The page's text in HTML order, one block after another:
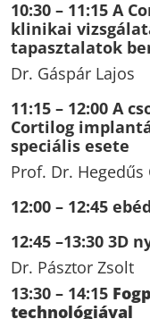
10:30 – 11:15 A
klinikai
tapasztalatok
Dr. Gáspár Lajos
11:15 – 12:00 A
Cortilog
speciális esete
Prof. Dr. Hegedűs
12:00 – 12:45
12:45 –13:30 3D
Dr. Pásztor Zsolt
13:30 – 14:15
technológiával